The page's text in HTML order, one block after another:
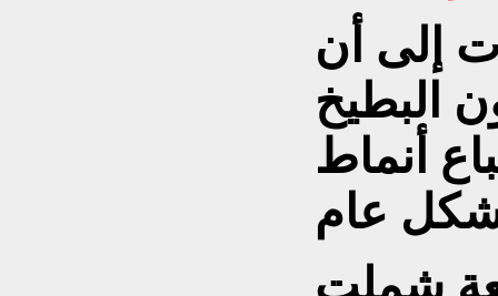
إلى أن
البطيخ
أنماط
شملت